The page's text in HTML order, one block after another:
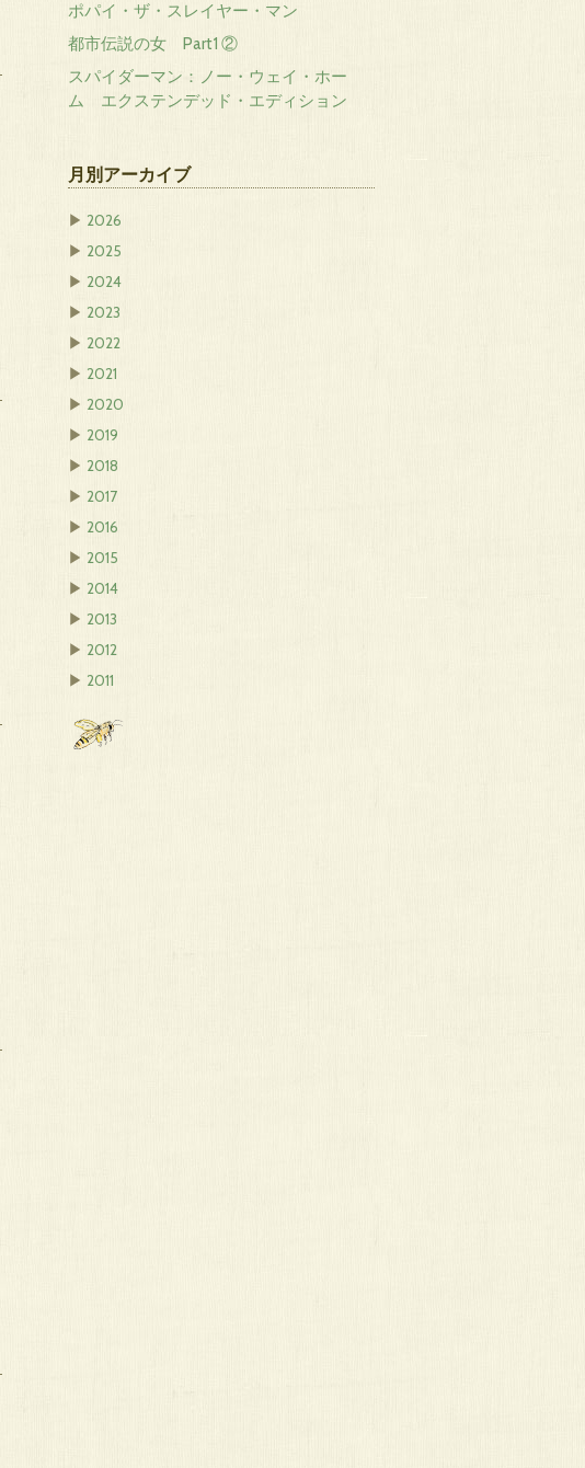
ポパイ・ザ・スレイヤー・マン
都市伝説の女 Part1 ②
スパイダーマン：ノー・ウェイ・ホー
ム エクステンデッド・エディション
月別アーカイブ
▶ 2026
▶ 2025
▶ 2024
▶ 2023
▶ 2022
▶ 2021
▶ 2020
▶ 2019
▶ 2018
▶ 2017
▶ 2016
▶ 2015
▶ 2014
▶ 2013
▶ 2012
▶ 2011